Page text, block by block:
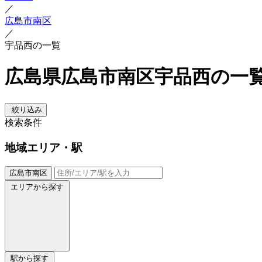
／
広島市南区
／
宇品西の一覧
広島県広島市南区宇品西の一
絞り込み
検索条件
地域エリア・駅
広島市南区
エリアから探す
駅から探す